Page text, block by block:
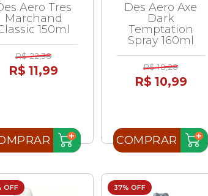
Aero Tres
Marchand
150ml
R$ 22,38
R$ 11,99
Des Aero Axe
Dark
Temptation
Spray 160ml
R$ 18,28
R$ 10,99
COMPRAR
OFF 37% OFF